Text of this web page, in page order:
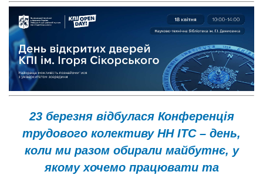
23 березня відбулася Конференція
трудового колективу НН ІТС – день,
коли ми разом обирали майбутнє, у
якому хочемо працювати та